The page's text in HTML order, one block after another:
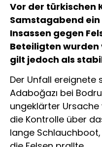
Vor der türkischen
Samstagabend
Insassen gegen
Beteiligten
gilt jedoch als
Der Unfall ereignete
Adaboğazı bei
ungeklärter
die Kontrolle über
lange